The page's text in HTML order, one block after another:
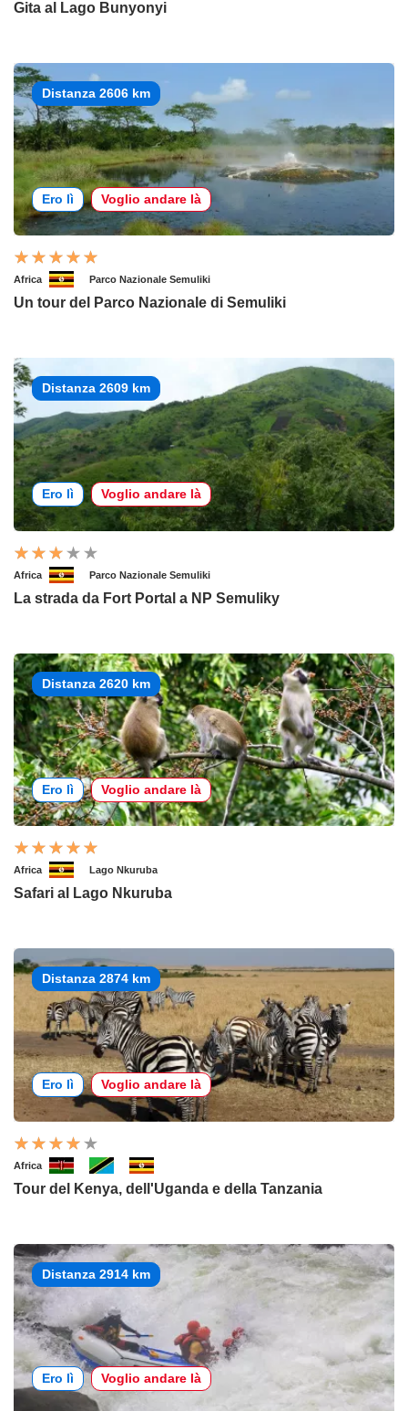
Gita al Lago Bunyonyi
Distanza 2606 km
Ero lì Voglio andare là
Africa Parco Nazionale Semuliki
Un tour del Parco Nazionale di Semuliki
Distanza 2609 km
Ero lì Voglio andare là
Africa Parco Nazionale Semuliki
La strada da Fort Portal a NP Semuliky
Distanza 2620 km
Ero lì Voglio andare là
Africa Lago Nkuruba
Safari al Lago Nkuruba
Distanza 2874 km
Ero lì Voglio andare là
Africa
Tour del Kenya, dell'Uganda e della Tanzania
Distanza 2914 km
Ero lì Voglio andare là